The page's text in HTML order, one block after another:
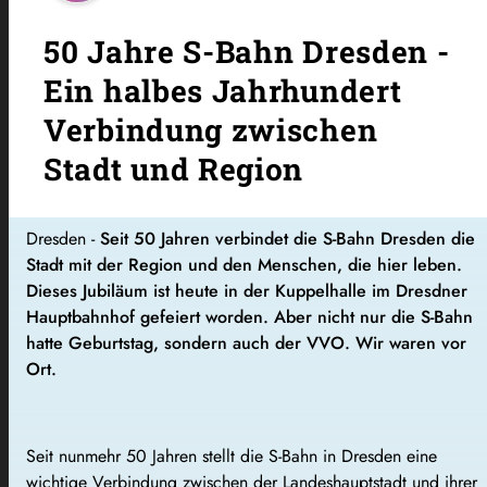
50 Jahre S-Bahn Dresden -
Ein halbes Jahrhundert
Verbindung zwischen
Stadt und Region
Dresden -Seit 50 Jahren verbindet die S-Bahn Dresden die
Stadt mit der Region und den Menschen, die hier leben.
Dieses Jubiläum ist heute in der Kuppelhalle im Dresdner
Hauptbahnhof gefeiert worden. Aber nicht nur die S-Bahn
hatte Geburtstag, sondern auch der VVO. Wir waren vor
Ort.
Seit nunmehr 50 Jahren stellt die S-Bahn in Dresden eine